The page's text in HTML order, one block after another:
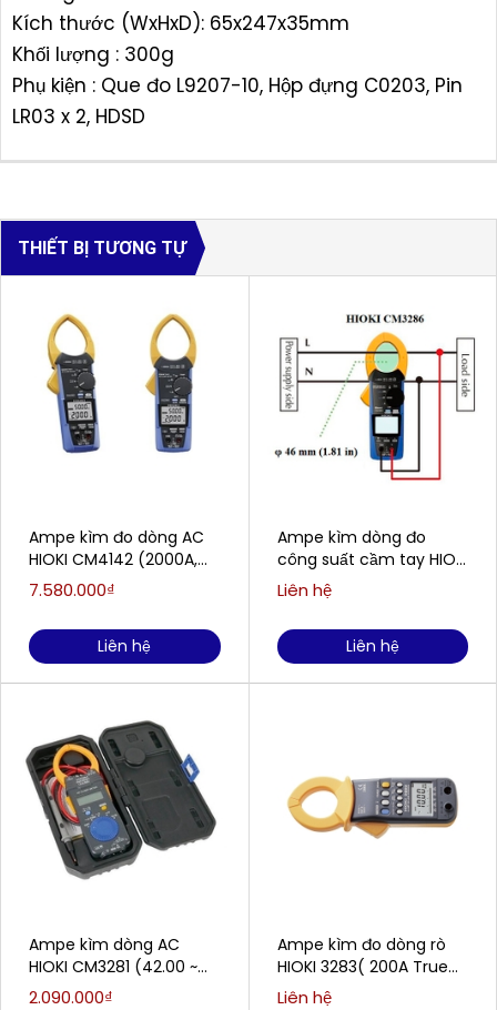
Kích thước (WxHxD): 65x247x35mm
Khối lượng : 300g
Phụ kiện : Que đo L9207-10, Hộp đựng C0203, Pin
LR03 x 2, HDSD
THIẾT BỊ TƯƠNG TỰ
Ampe kìm đo dòng AC
HIOKI CM4142 (2000A,
True RMS, Bluetooth)
7.580.000₫
Liên hệ
Ampe kìm dòng AC
HIOKI CM3281 (42.00 ~
2000 A, 4.2V ~ 600V)
2.090.000₫
Ampe kìm dòng đo
công suất cầm tay HIOKI
CM3286(0.060 A to
600.0 A)
Liên hệ
Liên hệ
Ampe kìm đo dòng rò
HIOKI 3283( 200A True
RMS)
Liên hệ